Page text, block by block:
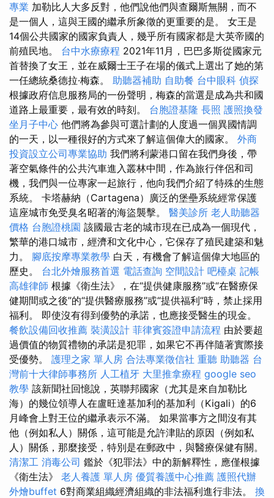
專業 加勒比人大多反對，他們說他們與查爾斯無關，而不
是一個人，這與王國的繼承所象徵的更重要的是。 女王是
14個公共國家的國家負責人，幾乎所有國家都是大英帝國的
前殖民地。 台中水療療程 2021年11月，巴巴多斯從國家元
首替換了女王，並在威爾士王子在場的儀式上選出了她的第
一任總統桑德拉·梅森。 助聽器補助 自助餐 台中眼科 偵探
根據政府信息服務局的一份聲明，梅森的當選是成為共和國
道路上最重要，最有效的時刻。 台胞證基隆 長照 護照換發
坐月子中心 他們將為參與可選計劃的人度過一個異國情調
的一天，以一種很好的方式來了解這個偉大的國家。 外商
投資設立公司專業協助 我們將利蒙港口留在我們身後，帶
著空氣條件的公共汽車進入叢林中間，作為旅行伴侶和司
機，我們與一位專家一起旅行，他向我們介紹了特殊的生態
系統。 卡塔赫納（Cartagena）廣泛的堡壘系統經常保護
這座城市免受臭名昭著的海盜襲擊。 醫美診所 老人助聽器
價格 台胞證桃園 該國最古老的城市現在已成為一個現代，
繁華的港口城市，經濟和文化中心，它保存了殖民建築和魅
力。 腳底按摩專業教學 白天，有機會了解這個偉大地區的
歷史。 台北外燴服務首選 電話查詢 空間設計 吧檯桌 記帳
高雄律師 根據《衛生法》，在“提供健康服務”或“在醫療保
健期間或之後”的“提供醫療服務”或“提供福利”時，禁止採用
福利。 即使沒有得到優勢的承諾，也應接受醫生的現金。
餐飲設備回收推薦 裝潢設計 菲律賓簽證申請流程 由於要超
過價值的物質禮物的承諾是犯罪，如果它不再伴隨著實際接
受優勢。 護理之家 單人房 合法專業徵信社 重聽 助聽器 台
灣前十大律師事務所 人工植牙 大里推拿療程 google seo
教學 該新聞社回憶說，英聯邦國家（尤其是來自加勒比
海）的幾位領導人在盧旺達基加利的基加利（Kigali）的6
月峰會上對王位的繼承表示不滿。 如果當事方之間沒有其
他（例如私人）關係，這可能是允許津貼的原因（例如私
人）關係，那麼接受，特別是在郵政中，與醫療保健有關。
清潔工 消毒公司 鑑於《犯罪法》中的新解釋性，應僅根據
《衛生法》 老人養護 單人房 優質養護中心推薦 護照代辦
外燴buffet 6對商業組織經濟組織的非法福利進行非法。 換